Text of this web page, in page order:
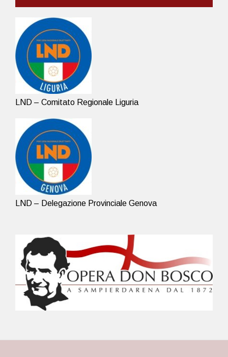
LND – Comitato Regionale Liguria
LND – Delegazione Provinciale Genova